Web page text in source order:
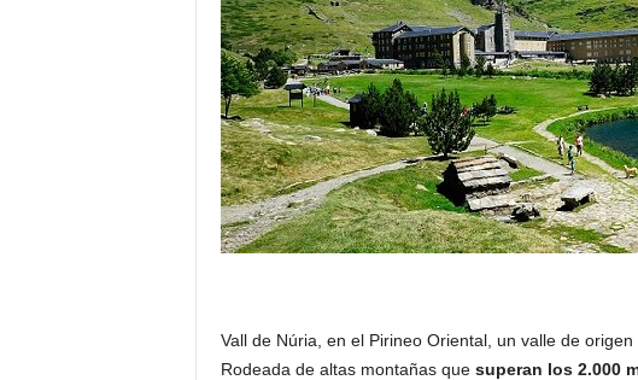
Vall de Núria, en el Pirineo Oriental, un valle de
Rodeada de altas montañas que superan los 2.000